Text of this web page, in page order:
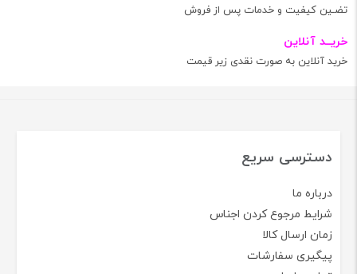
تضـین کیفیت و خدمات پس از فروش
خریــد آنلاین
خرید آنلاین به صورت نقدی زیر قیمت
دسترسی سریع
درباره ما
شرایط مرجوع کردن اجناس
زمان ارسال کالا
پیگیری سفارشات